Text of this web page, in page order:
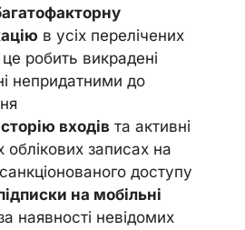
в усіх перелічених
робить викрадені
непридатними до
входів та активні
облікових записах на
доступу
на мобільні
наявності невідомих